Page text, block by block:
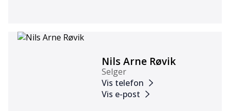
Nils Arne Røvik
Selger
Vis telefon
Vis e-post